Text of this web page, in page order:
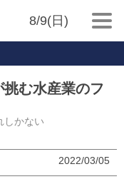
8/9(日)
む水産業のフ
しかない
2022/03/05